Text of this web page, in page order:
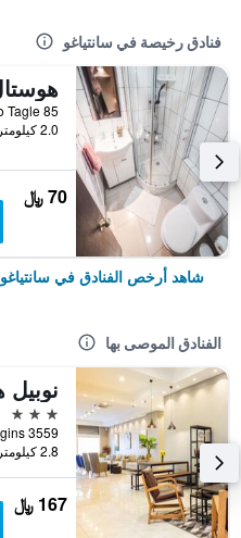
فنادق رخيصة في سانتياغو
2.0 كيلومتر عن وسط المدينة
70 ﷼
شاهد أرخص الفنادق في سانتياغو
الفنادق الموصى بها
3 نجوم
2.8 كيلومتر عن وسط المدينة
167 ﷼